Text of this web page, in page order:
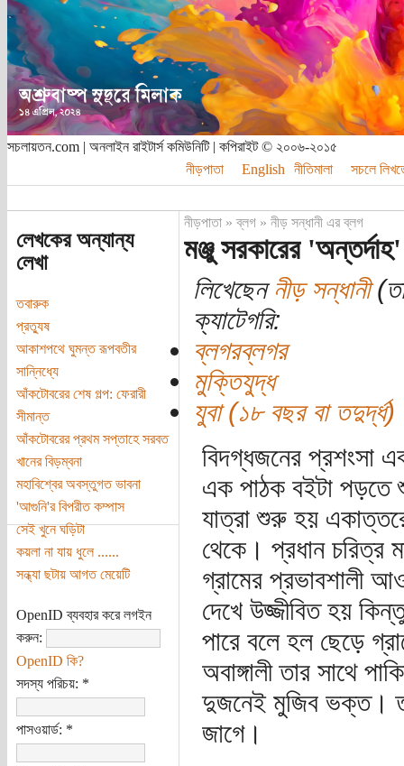
সচলায়তন.com | অনলাইন রাইটার্স কমিউনিটি | কপিরাইট © ২০০৬-২০১৫
নীড়পাতা
English নীতিমালা সচলে
লেখকের অন্যান্য
লেখা
তবারুক
প্রত্যুষ
আকাশপথে ঘুমন্ত রূপবতীর
সান্নিধ্যে
আঁকটোবরের শেষ গল্প: ফেরারী
সীমান্ত
আঁকটোবরের প্রথম সপ্তাহে সরবত
খানের বিড়ম্বনা
মহাবিশ্বের অবস্তুগত ভাবনা
'আগুনি'র বিপরীত কম্পাস
সেই খুনে ঘড়িটা
কয়লা না যায় ধুলে ......
সন্ধ্যা ছটায় আগত মেয়েটি
OpenID ব্যবহার করে লগইন
করুন:
OpenID কি?
সদস্য পরিচয়: *
পাসওয়ার্ড: *
নীড়পাতা»ব্লগ» নীড় সন্ধানী এর ব্লগ
মঞ্জু সরকারের
লিখেছেননীড় সন্ধানী
ক্যাটেগরি:
ব্লগরব্লগর
মুক্তিযুদ্ধ
যুবা (১৮ বছর বা তদুর্দ্ধ)
বিদগ্ধজনের প্রশংসা
এক পাঠক বইটা পড়তে
যাত্রা শুরু হয়
থেকে। প্রধান চরিত্র
গ্রামের প্রভাবশালী
দেখে উজ্জীবিত হয়
পারে বলে হল ছেড়ে
অবাঙ্গালী তার সাথে
দুজনেই মুজিব ভক্ত।
জাগে।